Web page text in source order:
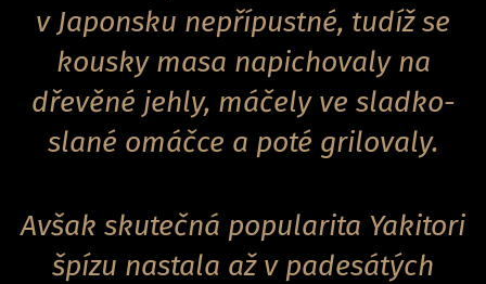
v Japonsku nepřípustné, tudíž se
kousky masa napichovaly na
dřevěné jehly, máčely ve sladko-
slané omáčce a poté grilovaly.
Avšak skutečná popularita Yakitori
špízu nastala až v padesátých